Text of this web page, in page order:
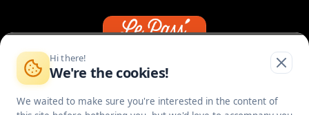
I AM CORRÉZIEN
Hi there!
We're the cookies!
We waited to make sure you're interested in the content of